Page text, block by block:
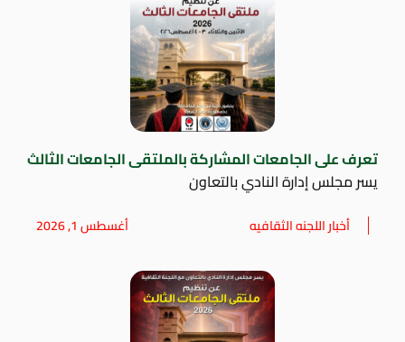
تعرف على الجامعات المشاركة بالملتقى الجامعات الثالث
يسر مجلس إدارة النادي بالتعاون
أخبار اللجنه الثقافيه أغسطس 1, 2026